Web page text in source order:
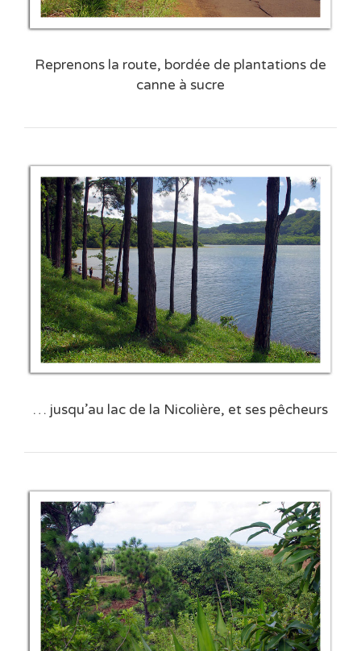
Reprenons la route, bordée de plantations de
canne à sucre
… jusqu’au lac de la Nicolière, et ses pêcheurs